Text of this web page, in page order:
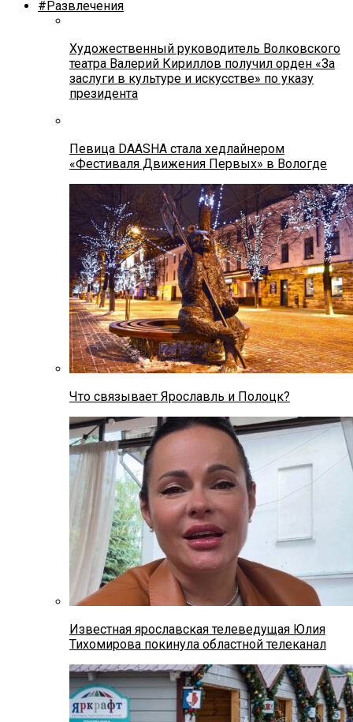
#Развлечения
Художественный руководитель Волковского
театра Валерий Кириллов получил орден «За
заслуги в культуре и искусстве» по указу
президента
Певица DAASHA стала хедлайнером
«Фестиваля Движения Первых» в Вологде
Что связывает Ярославль и Полоцк?
Известная ярославская телеведущая Юлия
Тихомирова покинула областной телеканал